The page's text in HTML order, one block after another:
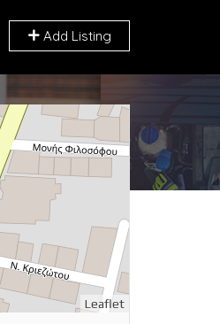
Add Listing
Leaflet